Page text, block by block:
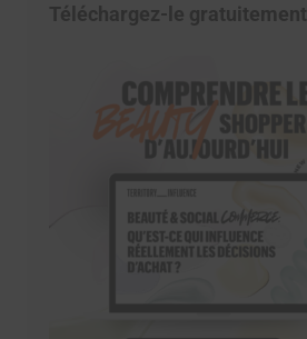
Téléchargez-le gratuitement